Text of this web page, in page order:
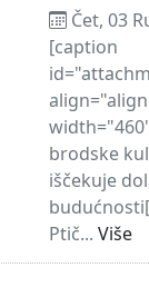
Čet, 03
[caption
brodske
iščekuje
Ptič... Više